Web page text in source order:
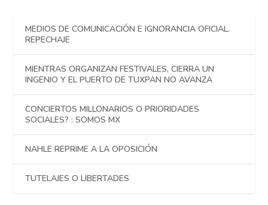
MEDIOS DE COMUNICACIÓN E IGNORANCIA OFICIAL.
REPECHAJE
MIENTRAS ORGANIZAN FESTIVALES, CIERRA UN
INGENIO Y EL PUERTO DE TUXPAN NO AVANZA
CONCIERTOS MILLONARIOS O PRIORIDADES
SOCIALES? : SOMOS MX
NAHLE REPRIME A LA OPOSICIÓN
TUTELAJES O LIBERTADES